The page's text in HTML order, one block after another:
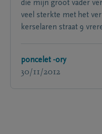
die mijn groot vader
veel sterkte met het
kerselaren straat 9
poncelet -ory
30/11/2012